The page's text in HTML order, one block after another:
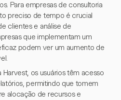
Para empresas de consultoria
preciso de tempo é crucial
clientes e análise de
que implementam um
podem ver um aumento de
os usuários têm acesso
permitindo que tomem
alocação de recursos e